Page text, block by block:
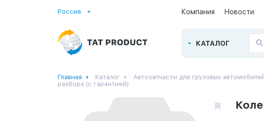
Россия Компания Новости
КАТАЛОГ
Главная Каталог Автозапчасти для грузовых
разбора (с гарантией)